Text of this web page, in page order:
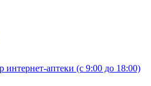
интернет-аптеки (с 9:00 до 18:00)